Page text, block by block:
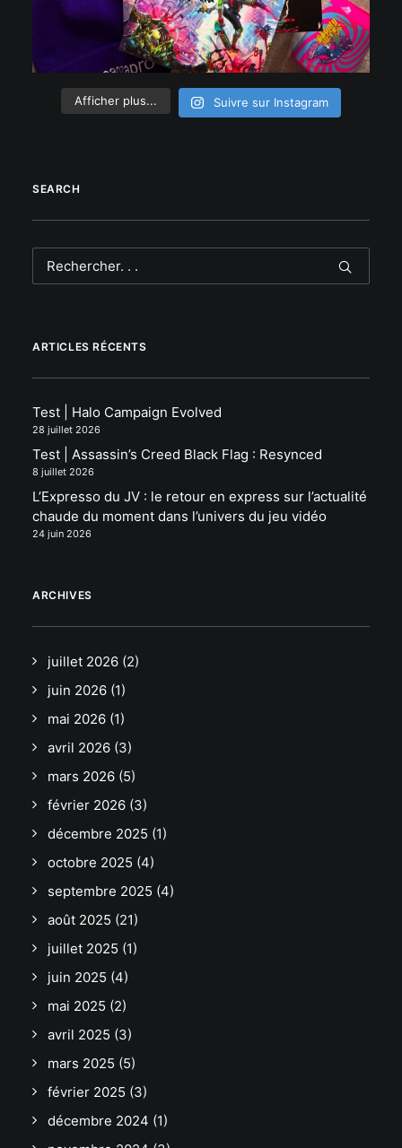
Afficher plus... Suivre sur Instagram
SEARCH
ARTICLES RÉCENTS
Test | Halo Campaign Evolved
28 juillet 2026
Test | Assassin’s Creed Black Flag : Resynced
8 juillet 2026
L’Expresso du JV : le retour en express sur l’actualité
chaude du moment dans l’univers du jeu vidéo
24 juin 2026
ARCHIVES
juillet 2026 (2)
juin 2026 (1)
mai 2026 (1)
avril 2026 (3)
mars 2026 (5)
février 2026 (3)
décembre 2025 (1)
octobre 2025 (4)
septembre 2025 (4)
août 2025 (21)
juillet 2025 (1)
juin 2025 (4)
mai 2025 (2)
avril 2025 (3)
mars 2025 (5)
février 2025 (3)
décembre 2024 (1)